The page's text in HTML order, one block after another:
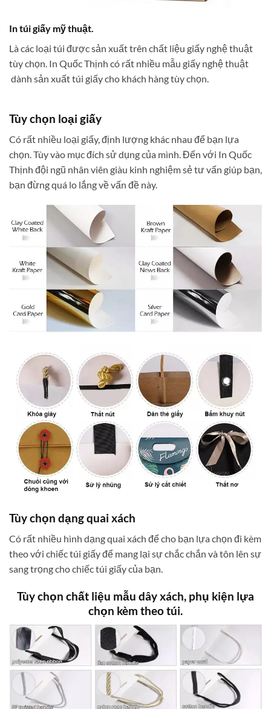
In túi giấy mỹ thuật.
Là các loại túi được sản xuất trên chất liệu giấy nghệ thuật
tùy chọn. In Quốc Thịnh có rất nhiều mẫu giấy nghệ thuật
dành sản xuất túi giấy cho khách hàng tùy chọn.
Tùy chọn loại giấy
Có rất nhiều loại giấy, định lượng khác nhau để bạn lựa
chọn. Tùy vào mục đích sử dụng của mình. Đến với In Quốc
Thịnh đội ngũ nhân viên giàu kinh nghiệm sẻ tư vấn giúp bạn,
bạn đừng quá lo lắng về vấn đề này.
Tùy chọn dạng quai xách
Có rất nhiều hình dạng quai xách để cho bạn lựa chọn đi kèm
theo với chiếc túi giấy để mang lại sự chắc chắn và tôn lên sự
sang trọng cho chiếc túi giấy của bạn.
Tùy chọn chất liệu mẫu dây xách, phụ kiện lựa
chọn kèm theo túi.